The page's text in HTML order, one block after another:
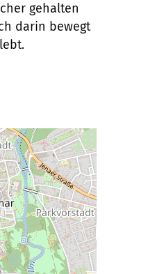
gehalten
darin bewegt